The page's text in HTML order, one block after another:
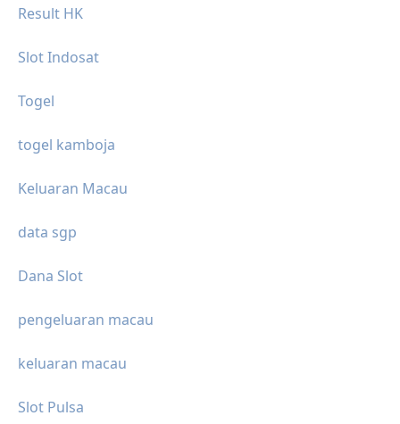
Result HK
Slot Indosat
Togel
togel kamboja
Keluaran Macau
data sgp
Dana Slot
pengeluaran macau
keluaran macau
Slot Pulsa